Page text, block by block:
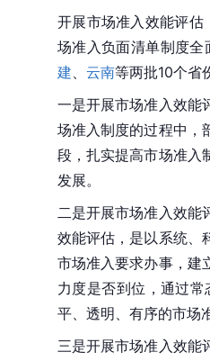
开展市场准入效能评
场准入负面清单制度
建、 云南等两批10个省
一是开展市场准入效能
场准入制度的过程中，
段，扎实提高市场准入
发展。
二是开展市场准入效能
效能评估，是以系统、
市场准入要求办事，建
力度是否到位，通过
平、透明、有序的市场
三是开展市场准入效能